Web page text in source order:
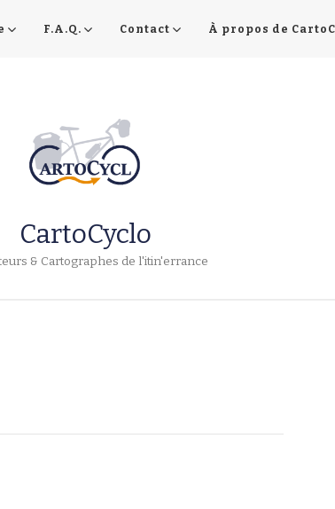
F.A.Q. Contact À propos de
CartoCyclo
& Cartographes de l'itin'errance